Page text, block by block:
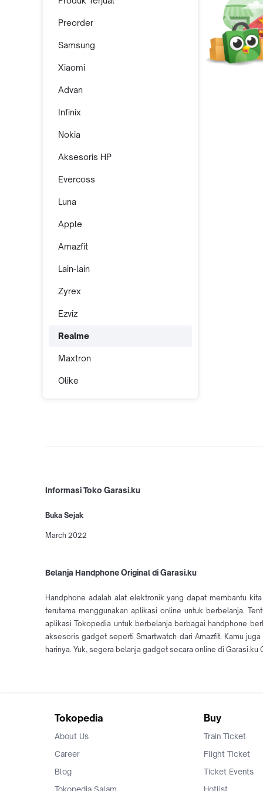
Preorder
Samsung
Xiaomi
Advan
Infinix
Nokia
Aksesoris HP
Evercoss
Luna
Apple
Amazfit
Lain-lain
Zyrex
Ezviz
Realme
Maxtron
Olike
Informasi Toko Garasi.ku
Buka Sejak
March 2022
Belanja Handphone Original di Garasi.ku
Handphone adalah alat elektronik yang dapat membantu
terutama menggunakan aplikasi online untuk berbelanja.
aplikasi Tokopedia untuk berbelanja berbagai handphone
aksesoris gadget seperti Smartwatch dari Amazfit. Kamu
harinya. Yuk, segera belanja gadget secara online di Garasi.ku
Tokopedia
About Us
Career
Blog
Buy
Train Ticket
Flight Ticket
Ticket Events